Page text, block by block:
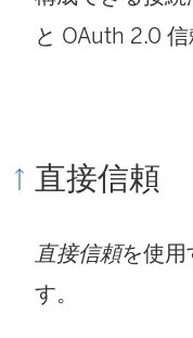
と OAuth 2.0 信
直接信頼
直接信頼を使用
す。